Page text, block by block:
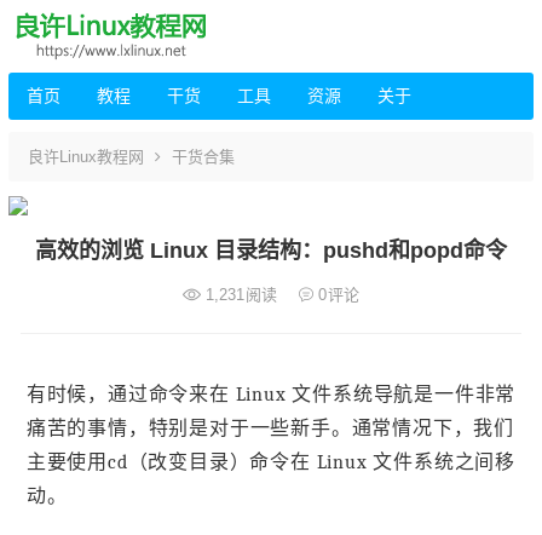
首页 教程 干货 工具 资源 关于
良许Linux教程网 干货合集
高效的浏览 Linux 目录结构：pushd和popd命令
1,231阅读 0评论
有时候，通过命令来在 Linux 文件系统导航是一件非常
痛苦的事情，特别是对于一些新手。通常情况下，我们
主要使用cd（改变目录）命令在 Linux 文件系统之间移
动。